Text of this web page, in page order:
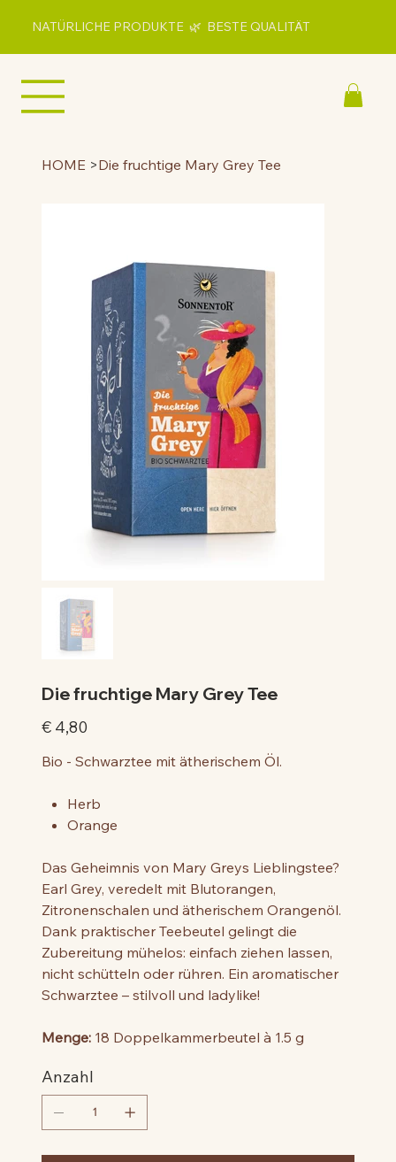
NATÜRLICHE PRODUKTE 🌿 BESTE QUALITÄT
HOME >Die fruchtige Mary Grey Tee
Die fruchtige Mary Grey Tee
Preis
€ 4,80
Bio - Schwarztee mit ätherischem Öl.
Herb
Orange
Das Geheimnis von Mary Greys Lieblingstee?
Earl Grey, veredelt mit Blutorangen,
Zitronenschalen und ätherischem Orangenöl.
Dank praktischer Teebeutel gelingt die
Zubereitung mühelos: einfach ziehen lassen,
nicht schütteln oder rühren. Ein aromatischer
Schwarztee – stilvoll und ladylike!
Menge: 18 Doppelkammerbeutel à 1.5 g
Anzahl